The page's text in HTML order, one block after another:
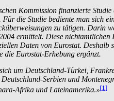
Kommission finanzierte
die Studie bediente man sich
zu tätigen. Darin
ermittelt. Diese
Daten von Eurostat.
die Eurostat-Erhebung ergänzt.
um Deutschland-Türkei,
Serbien und
Afrika und Lateinamerika.»[1]